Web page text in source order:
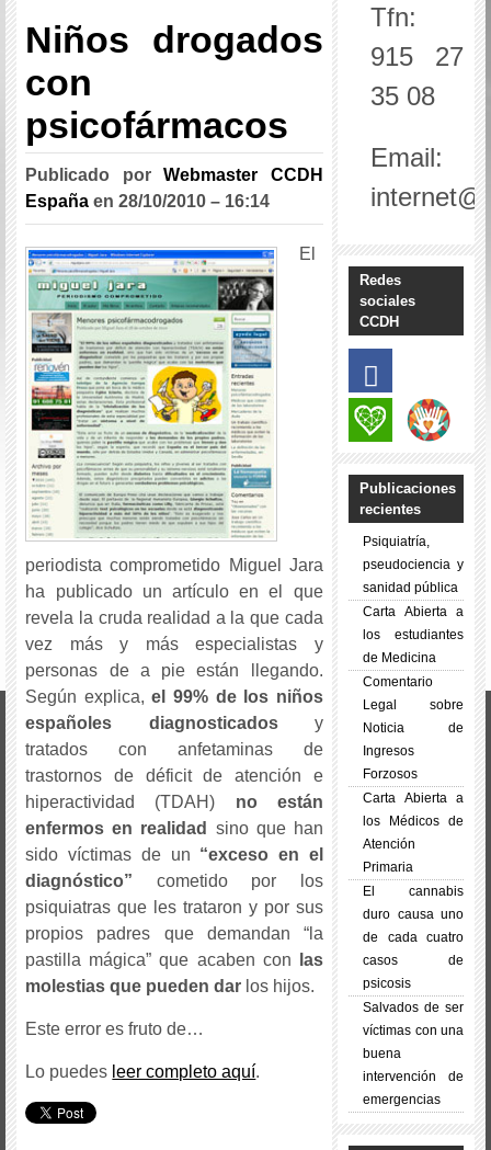
Niños drogados
con
psicofármacos
Publicado porWebmaster CCDH
España en28/10/2010 – 16:14
El
periodista comprometido Miguel Jara
ha publicado un artículo en el que
revela la cruda realidad a la que cada
vez más y más especialistas y
personas de a pie están llegando.
Según explica,el 99% de los niños
españoles diagnosticadosy
tratados con anfetaminas de
trastornos de déficit de atención e
hiperactividad (TDAH) no están
enfermos en realidad
sino que han
sido víctimas de un “exceso en el
diagnóstico” cometido por los
psiquiatras que les trataron y por sus
propios padres que demandan “la
pastilla mágica” que acaben con
las
molestias que pueden dar los hijos.
Este error es fruto de…
Lo puedes leer completo aquí.
Tfn:
915 27
35 08
Email:
Redes
sociales
CCDH
Publicaciones
recientes
Psiquiatría,
pseudociencia y
sanidad pública
Carta Abierta a
los estudiantes
de Medicina
Comentario
Legal sobre
Noticia de
Ingresos
Forzosos
Carta Abierta a
los Médicos de
Atención
Primaria
El cannabis
duro causa uno
de cada cuatro
casos de
psicosis
Salvados de ser
víctimas con una
buena
intervención de
emergencias